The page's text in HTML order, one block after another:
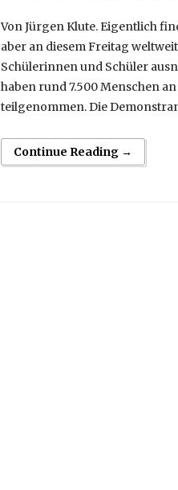
Von Jürgen Klute. Eigentlich
aber an diesem Freitag
Schülerinnen und Schüler
haben rund 7.500 Menschen
teilgenommen. Die
Continue Reading →